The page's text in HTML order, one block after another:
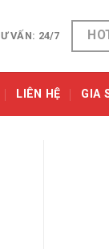
VẤN: 24/7
LIÊN HỆ GIA